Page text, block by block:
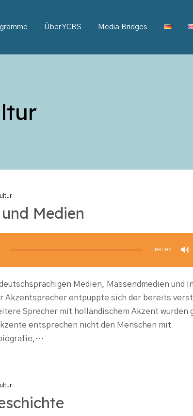
Über YCBS Media Bridges
Medien
00:00
Medien, Massendmedien und
Akzentsprecher entpuppte sich der bereits
Sprecher mit holländischem Akzent wurden
entsprechen nicht den Menschen mit